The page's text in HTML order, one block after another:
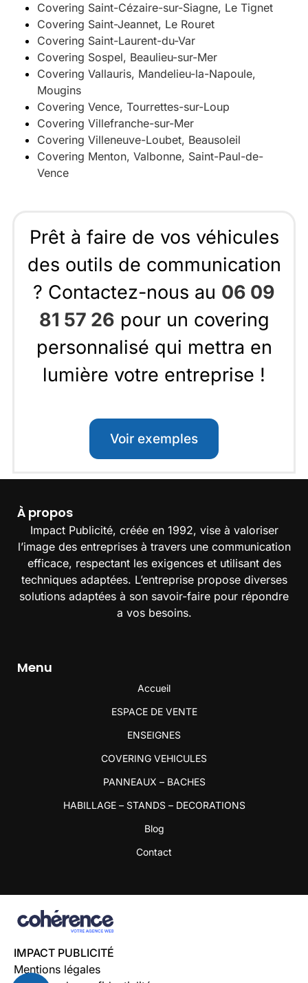
Covering Saint-Cézaire-sur-Siagne, Le Tignet
Covering Saint-Jeannet, Le Rouret
Covering Saint-Laurent-du-Var
Covering Sospel, Beaulieu-sur-Mer
Covering Vallauris, Mandelieu-la-Napoule,
Mougins
Covering Vence, Tourrettes-sur-Loup
Covering Villefranche-sur-Mer
Covering Villeneuve-Loubet, Beausoleil
Covering Menton, Valbonne, Saint-Paul-de-
Vence
Prêt à faire de vos véhicules
des outils de communication
? Contactez-nous au 06 09
81 57 26 pour un covering
personnalisé qui mettra en
lumière votre entreprise !
Voir exemples
À propos
Impact Publicité, créée en 1992, vise à valoriser
l’image des entreprises à travers une communication
efficace, respectant les exigences et utilisant des
techniques adaptées. L’entreprise propose diverses
solutions adaptées à son savoir-faire pour répondre
a vos besoins.
Menu
Accueil
ESPACE DE VENTE
ENSEIGNES
COVERING VEHICULES
PANNEAUX – BACHES
HABILLAGE – STANDS – DECORATIONS
Blog
Contact
IMPACT PUBLICITÉ
Mentions légales